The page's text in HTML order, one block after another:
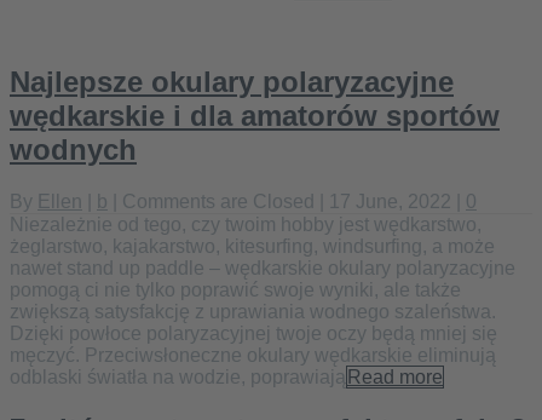
Najlepsze okulary polaryzacyjne
wędkarskie i dla amatorów sportów
wodnych
By Ellen b Comments are Closed | 17 June, 2022 | 0
Niezależnie od tego, czy twoim hobby jest wędkarstwo,
żeglarstwo, kajakarstwo, kitesurfing, windsurfing, a może
nawet stand up paddle – wędkarskie okulary polaryzacyjne
pomogą ci nie tylko poprawić swoje wyniki, ale także
zwiększą satysfakcję z uprawiania wodnego szaleństwa.
Dzięki powłoce polaryzacyjnej twoje oczy będą mniej się
męczyć. Przeciwsłoneczne okulary wędkarskie eliminują
odblaski światła na wodzie, poprawiają Read more